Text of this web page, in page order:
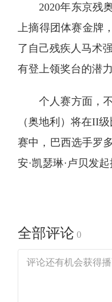
2020年东京残
上摘得团体赛金牌
了自己残疾人马术
有登上领奖台的潜
个人赛方面，
（奥地利）将在II
赛中，巴西选手罗
安·凯瑟琳·卢贝发起
全部评论 0